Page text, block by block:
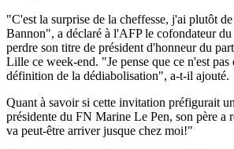
"C'est la surprise de la cheffesse, j'ai plutôt
Bannon", a déclaré à l'AFP le cofondateur
perdre son titre de président d'honneur du
Lille ce week-end. "Je pense que ce n'est pas
définition de la dédiabolisation", a-t-il ajouté.
Quant à savoir si cette invitation préfigurait
présidente du FN Marine Le Pen, son père a
va peut-être arriver jusque chez moi!"